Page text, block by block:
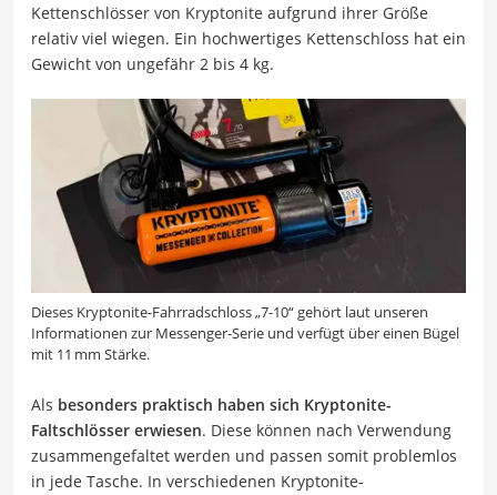
Kettenschlösser von Kryptonite aufgrund ihrer Größe
relativ viel wiegen. Ein hochwertiges Kettenschloss hat ein
Gewicht von ungefähr 2 bis 4 kg.
Dieses Kryptonite-Fahrradschloss „7-10“ gehört laut unseren
Informationen zur Messenger-Serie und verfügt über einen Bügel
mit 11 mm Stärke.
Als besonders praktisch haben sich Kryptonite-
Faltschlösser erwiesen. Diese können nach Verwendung
zusammengefaltet werden und passen somit problemlos
in jede Tasche. In verschiedenen Kryptonite-